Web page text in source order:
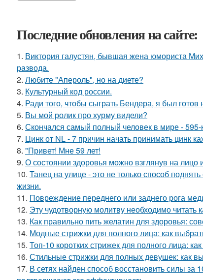
Последние обновления на сайте:
1. Виктория галустян, бывшая жена юмориста
развода.
2. Любите "Апероль", но на диете?
3. Культурный код россии.
4. Ради того, чтобы сыграть Бендера, я был готов
5. Вы мой ролик про хурму видели?
6. Скончался самый полный человек в мире -
7. Цинк от NL - 7 причин начать принимать цинк
8. "Привет! Мне 59 лет!
9. О состоянии здоровья можно взглянув на лицо
10. Танец на улице - это не только способ
жизни.
11. Повреждение переднего или заднего рога
12. Эту чудотворную молитву необходимо читать
13. Как правильно пить желатин для здоровья:
14. Модные стрижки для полного лица: как
15. Топ-10 коротких стрижек для полного лица:
16. Стильные стрижки для полных девушек: как
17. В сетях найден способ восстановить силы